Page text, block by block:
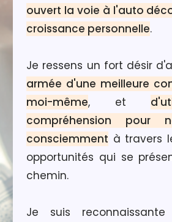
ouvert la voie à l'auto
croissance personnelle.
Je ressens un fort désir
armée d'une meilleure
moi-même, et
compréhension pour
consciemment à travers
opportunités qui se
chemin.
Je suis